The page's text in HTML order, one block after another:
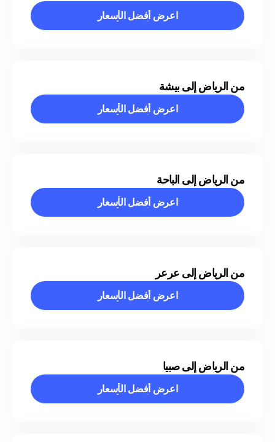
اعرض أفضل الأسعار
اعرض أفضل الأسعار
من الرياض إلى بيشة
اعرض أفضل الأسعار
اعرض أفضل الأسعار
من الرياض إلى الباحة
اعرض أفضل الأسعار
اعرض أفضل الأسعار
من الرياض إلى عرعر
اعرض أفضل الأسعار
اعرض أفضل الأسعار
من الرياض إلى صبيا
اعرض أفضل الأسعار
اعرض أفضل الأسعار